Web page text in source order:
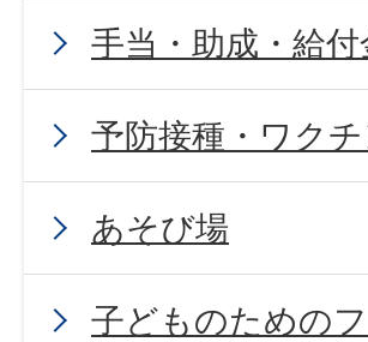
手当・助成・給付
予防接種・ワク
あそび場
子どものための